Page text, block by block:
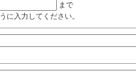
まで
入力してください。